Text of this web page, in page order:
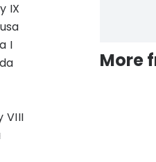
IX
I
VIII
More